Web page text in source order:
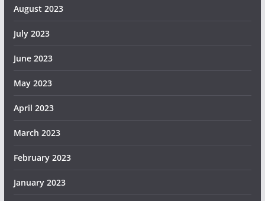
August 2023
July 2023
June 2023
May 2023
April 2023
March 2023
February 2023
January 2023